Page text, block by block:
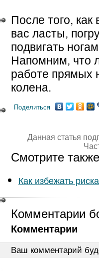
После того,
вас ласты,
подвигать
Напомним, что
работе прямых
колена.
Поделиться
Данная статья
Смотрите
Как избежать
Комментарии
Комментарии
Ваш комментарий